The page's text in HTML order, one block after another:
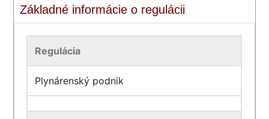
Základné informácie o regulácii
Regulácia
Plynárenský podnik